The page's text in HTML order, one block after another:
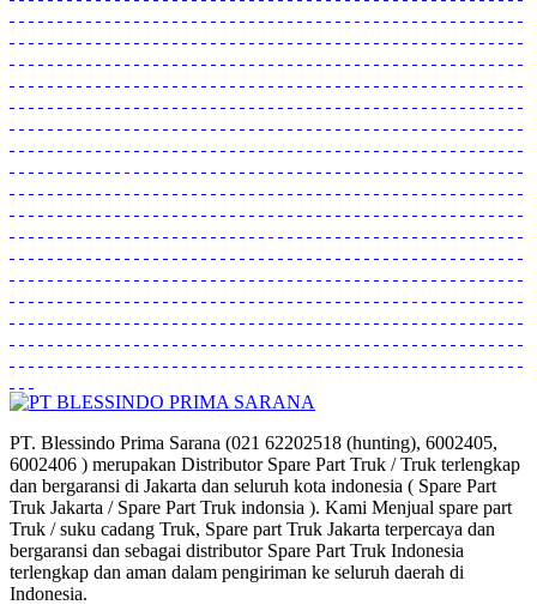
PT. Blessindo Prima Sarana (021 62202518 (hunting), 6002405,
6002406 ) merupakan Distributor Spare Part Truk / Truk terlengkap
dan bergaransi di Jakarta dan seluruh kota indonesia ( Spare Part
Truk Jakarta / Spare Part Truk indonsia ). Kami Menjual spare part
Truk / suku cadang Truk, Spare part Truk Jakarta terpercaya dan
bergaransi dan sebagai distributor Spare Part Truk Indonesia
terlengkap dan aman dalam pengiriman ke seluruh daerah di
Indonesia.